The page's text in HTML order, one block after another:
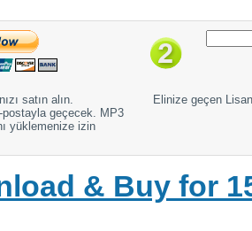
satın alın.
postayla geçecek. MP3
yüklemenize izin
Elinize geçen
& Buy for